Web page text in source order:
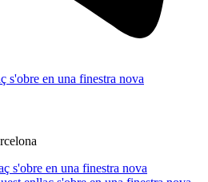
s'obre en una finestra nova
s'obre en una finestra nova